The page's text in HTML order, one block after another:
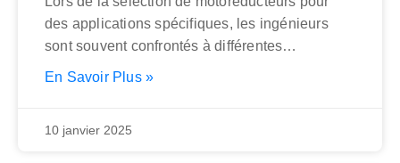
des applications spécifiques, les ingénieurs
sont souvent confrontés à différentes
configurations d’engrenages, chacune
En Savoir Plus »
10 janvier 2025